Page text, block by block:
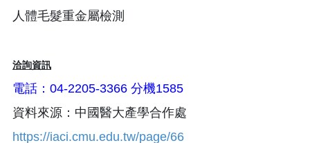
人體毛髮重金屬檢測
洽詢資訊
電話：04-2205-3366 分機1585
資料來源：中國醫大產學合作處
https://iaci.cmu.edu.tw/page/66